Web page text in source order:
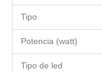
Tipo
Potencia (watt)
Tipo de led